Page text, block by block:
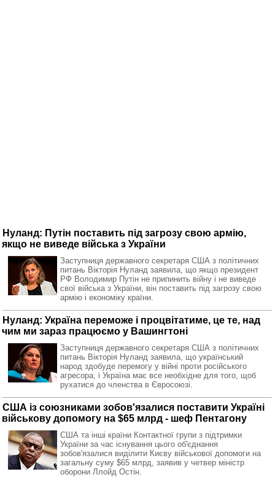
Нуланд: Путін поставить під загрозу свою армію,
якщо не виведе війська з України
Заступниця державного секретаря США з політичних
питань Вікторія Нуланд заявила, що якщо президент
РФ Володимир Путін не припинить війну і не виведе
свої війська з України, він поставить під загрозу свою
армію і економіку країни.
Нуланд: Україна переможе і процвітатиме, це те, над
чим ми зараз працюємо у Вашингтоні
Заступниця державного секретаря США з політичних
питань Вікторія Нуланд заявила, що український
народ здобуде перемогу у війні проти російського
агресора, і Україна має все необхідне для того, щоб
рухатися до членства в Євросоюзі.
США із союзниками зобов'язалися поставити Україні
військову допомогу на $65 млрд - шеф Пентагону
США та інші країни Контактної групи з підтримки
України за час існування цього об'єднання
зобов'язалися виділити Києву військової допомоги на
загальну суму $65 млрд, заявив у четвер міністр
оборони Ллойд Остін.